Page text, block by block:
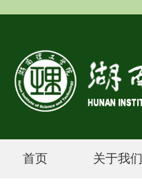
首页 关于我们